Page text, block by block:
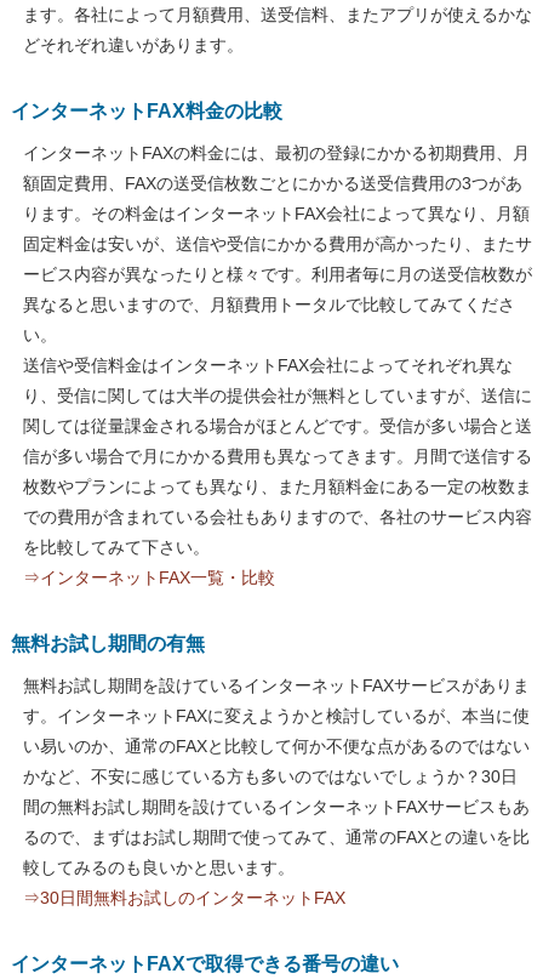
ます。各社によって月額費用、送受信料、またアプリが使えるかな
どそれぞれ違いがあります。
インターネットFAX料金の比較
インターネットFAXの料金には、最初の登録にかかる初期費用、月
額固定費用、FAXの送受信枚数ごとにかかる送受信費用の3つがあ
ります。その料金はインターネットFAX会社によって異なり、月額
固定料金は安いが、送信や受信にかかる費用が高かったり、またサ
ービス内容が異なったりと様々です。利用者毎に月の送受信枚数が
異なると思いますので、月額費用トータルで比較してみてくださ
い。
送信や受信料金はインターネットFAX会社によってそれぞれ異な
り、受信に関しては大半の提供会社が無料としていますが、送信に
関しては従量課金される場合がほとんどです。受信が多い場合と送
信が多い場合で月にかかる費用も異なってきます。月間で送信する
枚数やプランによっても異なり、また月額料金にある一定の枚数ま
での費用が含まれている会社もありますので、各社のサービス内容
を比較してみて下さい。
⇒インターネットFAX一覧・比較
無料お試し期間の有無
無料お試し期間を設けているインターネットFAXサービスがありま
す。インターネットFAXに変えようかと検討しているが、本当に使
い易いのか、通常のFAXと比較して何か不便な点があるのではない
かなど、不安に感じている方も多いのではないでしょうか？30日
間の無料お試し期間を設けているインターネットFAXサービスもあ
るので、まずはお試し期間で使ってみて、通常のFAXとの違いを比
較してみるのも良いかと思います。
⇒30日間無料お試しのインターネットFAX
インターネットFAXで取得できる番号の違い